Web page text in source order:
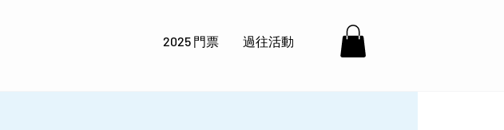
2025 門票 過往活動